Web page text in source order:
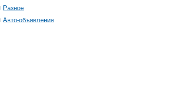
Разное
Авто-объявления